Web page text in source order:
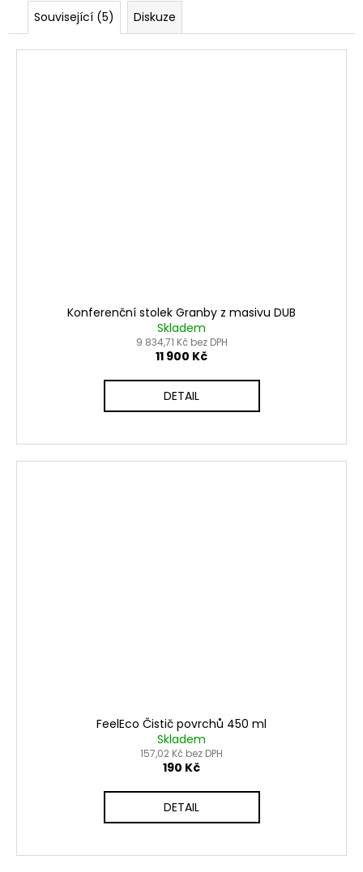
Související (5) Diskuze
Konferenční stolek Granby z masivu DUB
Skladem
9 834,71 Kč bez DPH
11 900 Kč
DETAIL
FeelEco Čistič povrchů 450 ml
Skladem
157,02 Kč bez DPH
190 Kč
DETAIL